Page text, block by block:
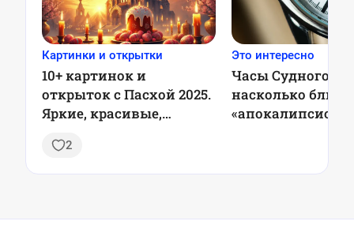
Картинки и открытки
10+ картинок и
открыток с Пасхой 2025.
Яркие, красивые,
2
Это интересно
Часы Судного
насколько
«апокалипсис»?